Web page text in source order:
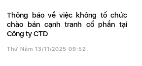
Thông báo về việc không tổ chức
chào bán cạnh tranh cổ phần tại
Công ty CTD
Thứ Năm 13/11/2025 09:52